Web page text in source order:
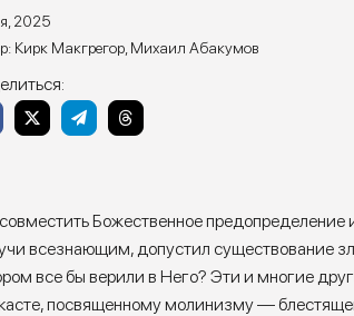
2025
Кирк Макгрегор Михаил Абакумов
Божественное предопределение
всезнающим, допустил существование
все бы верили в Него? Эти и многие
посвященному молинизму —